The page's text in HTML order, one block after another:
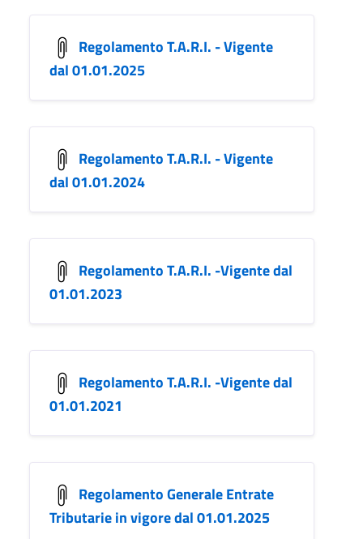
Regolamento T.A.R.I. - Vigente
dal 01.01.2025
Regolamento T.A.R.I. - Vigente
dal 01.01.2024
Regolamento T.A.R.I. -Vigente dal
01.01.2023
Regolamento T.A.R.I. -Vigente dal
01.01.2021
Regolamento Generale Entrate
Tributarie in vigore dal 01.01.2025